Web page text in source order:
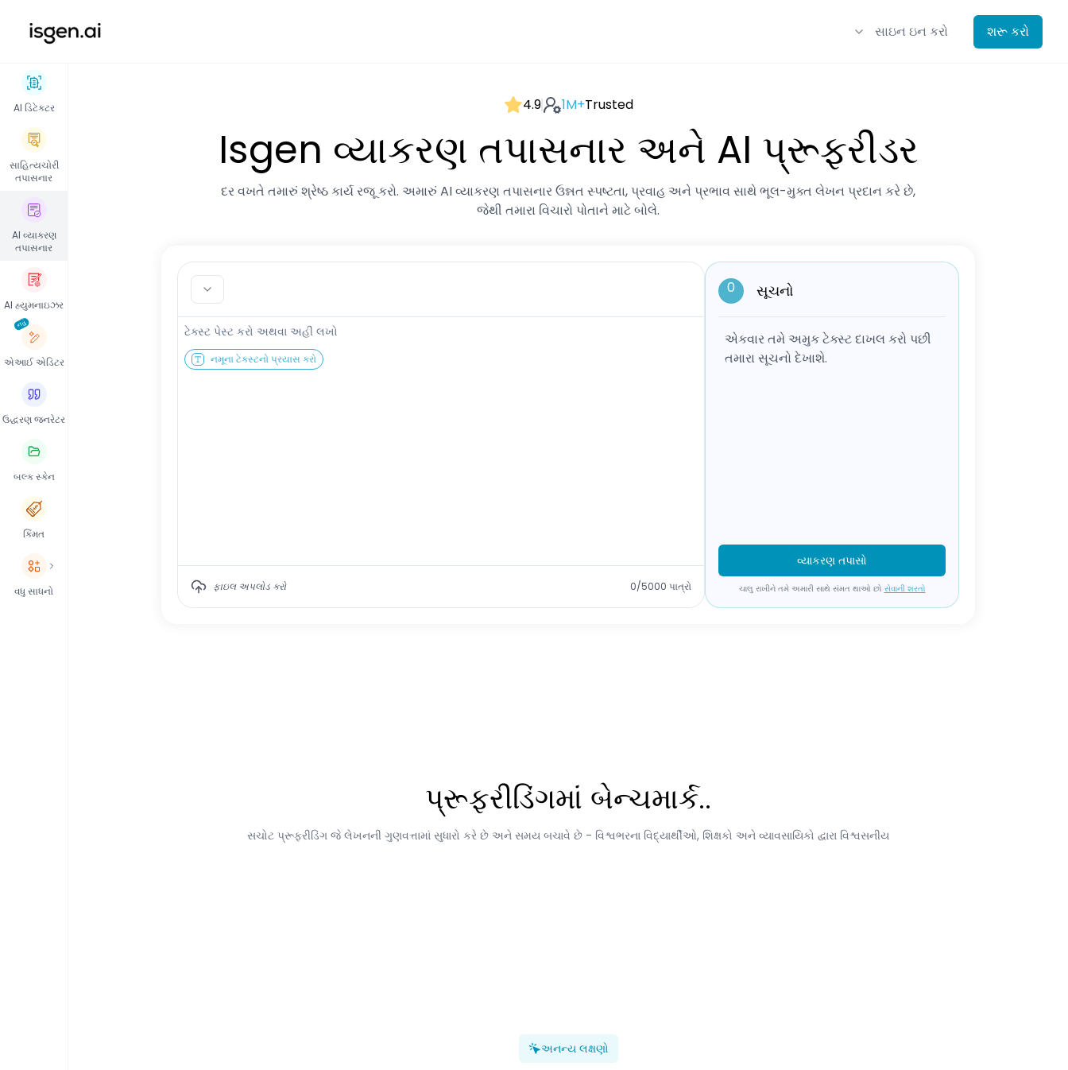
isgen સાઇન ઇન કરો શરૂ કરો
AI ડિટેક્ટર
સાહિત્યચોરી
તપાસનાર
AI વ્યાકરણ
તપાસનાર
AI હ્યુમનાઇઝર
નવું
એઆઈ એડિટર
ઉદ્ધરણ જનરેટર
બલ્ક સ્કેન
કિંમત
વધુ સાધનો
4.9 1M+Trusted
Isgen વ્યાકરણ તપાસનાર અને AI પ્રૂફરીડર
દર વખતે તમારું શ્રેષ્ઠ કાર્ય રજૂ કરો. અમારું AI વ્યાકરણ તપાસનાર ઉન્નત સ્પષ્ટતા, પ્રવાહ અને પ્રભાવ સાથે ભૂલ-મુક્ત લેખન પ્રદાન કરે છે,
જેથી તમારા વિચારો પોતાને માટે બોલે.
નમૂના ટેક્સ્ટનો પ્રયાસ કરો
ફાઇલ અપલોડ કરો 0/5000 પાત્રો
0 સૂચનો
એકવાર તમે અમુક ટેક્સ્ટ દાખલ કરો પછી
તમારા સૂચનો દેખાશે.
વ્યાકરણ તપાસો
ચાલુ રાખીને તમે અમારી સાથે સંમત થાઓ છો સેવાની શરતો
પ્રૂફરીડિંગમાં બેન્ચમાર્ક..
સચોટ પ્રૂફરીડિંગ જે લેખનની ગુણવત્તામાં સુધારો કરે છે અને સમય બચાવે છે - વિશ્વભરના વિદ્યાર્થીઓ, શિક્ષકો અને વ્યાવસાયિકો દ્વારા વિશ્વસનીય
અનન્ય લક્ષણો